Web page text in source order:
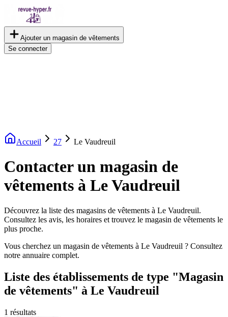
Ajouter un magasin de vêtements
Se connecter
Accueil 27 Le Vaudreuil
Contacter un magasin de
vêtements à Le Vaudreuil
Découvrez la liste des magasins de vêtements à Le Vaudreuil.
Consultez les avis, les horaires et trouvez le magasin de vêtements le
plus proche.
Vous cherchez un magasin de vêtements à Le Vaudreuil ? Consultez
notre annuaire complet.
Liste des établissements de type "Magasin
de vêtements" à Le Vaudreuil
1 résultats